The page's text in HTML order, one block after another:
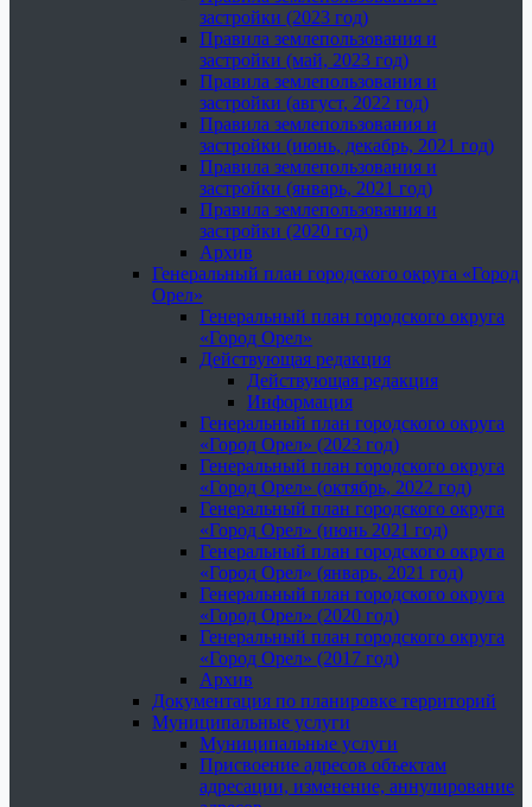
застройки (2023 год)
Правила землепользования и
застройки (май, 2023 год)
Правила землепользования и
застройки (август, 2022 год)
Правила землепользования и
застройки (июнь, декабрь, 2021 год)
Правила землепользования и
застройки (январь, 2021 год)
Правила землепользования и
застройки (2020 год)
Архив
Генеральный план городского округа «Город
Орел»
Генеральный план городского округа
«Город Орел»
Действующая редакция
Действующая редакция
Информация
Генеральный план городского округа
«Город Орел» (2023 год)
Генеральный план городского округа
«Город Орел» (октябрь, 2022 год)
Генеральный план городского округа
«Город Орел» (июнь 2021 год)
Генеральный план городского округа
«Город Орел» (январь, 2021 год)
Генеральный план городского округа
«Город Орел» (2020 год)
Генеральный план городского округа
«Город Орел» (2017 год)
Архив
Документация по планировке территорий
Муниципальные услуги
Муниципальные услуги
Присвоение адресов объектам
адресации, изменение, аннулирование